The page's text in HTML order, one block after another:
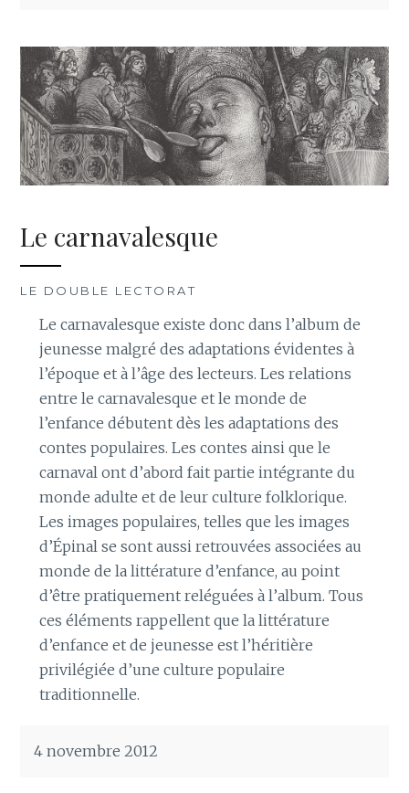
Le carnavalesque
LE DOUBLE LECTORAT
Le carnavalesque existe donc dans l’album de
jeunesse malgré des adaptations évidentes à
l’époque et à l’âge des lecteurs. Les relations
entre le carnavalesque et le monde de
l’enfance débutent dès les adaptations des
contes populaires. Les contes ainsi que le
carnaval ont d’abord fait partie intégrante du
monde adulte et de leur culture folklorique.
Les images populaires, telles que les images
d’Épinal se sont aussi retrouvées associées au
monde de la littérature d’enfance, au point
d’être pratiquement reléguées à l’album. Tous
ces éléments rappellent que la littérature
d’enfance et de jeunesse est l’héritière
privilégiée d’une culture populaire
traditionnelle.
4 novembre 2012